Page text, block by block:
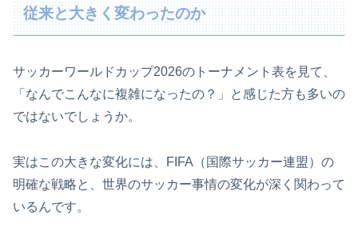
従来と大きく変わったのか
サッカーワールドカップ2026のトーナメント表を見て、
「なんでこんなに複雑になったの？」と感じた方も多いの
ではないでしょうか。
実はこの大きな変化には、FIFA（国際サッカー連盟）の
明確な戦略と、世界のサッカー事情の変化が深く関わって
いるんです。